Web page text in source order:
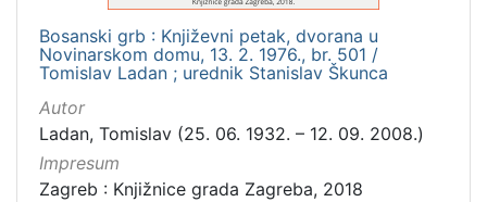
Bosanski grb : Književni petak, dvorana u
Novinarskom domu, 13. 2. 1976., br. 501 /
Tomislav Ladan ; urednik Stanislav Škunca
Autor
Ladan, Tomislav (25. 06. 1932. – 12. 09. 2008.)
Impresum
Zagreb : Knjižnice grada Zagreba, 2018